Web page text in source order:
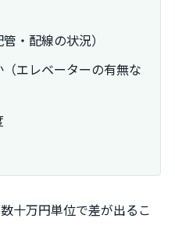
・配線の状況）
エレベーターの有無な
十万円単位で差が出るこ